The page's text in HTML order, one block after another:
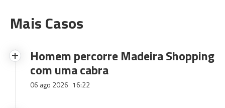
Mais Casos
Homem percorre Madeira Shopping
com uma cabra
06 ago 2026 16:22